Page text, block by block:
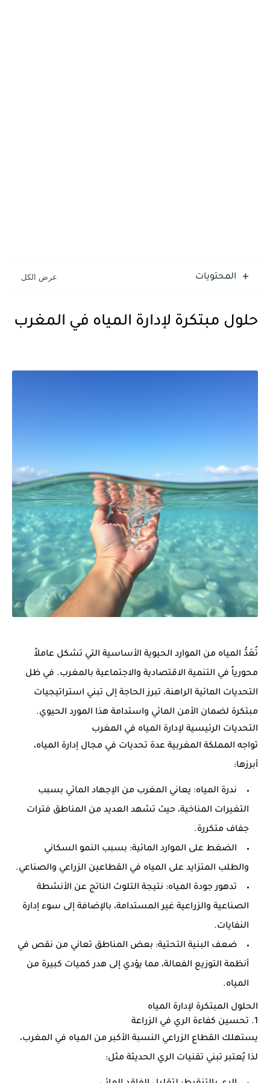
المحتويات
حلول مبتكرة لإدارة المياه في المغرب
تُعَدُّ المياه من الموارد الحيوية الأساسية التي تشكل عاملاً
محورياً في التنمية الاقتصادية والاجتماعية بالمغرب. في ظل
التحديات المائية الراهنة، تبرز الحاجة إلى تبني استراتيجيات
مبتكرة لضمان الأمن المائي واستدامة هذا المورد الحيوي.
التحديات الرئيسية لإدارة المياه في المغرب
تواجه المملكة المغربية عدة تحديات في مجال إدارة المياه،
أبرزها:
ندرة المياه: يعاني المغرب من الإجهاد المائي بسبب
التغيرات المناخية، حيث تشهد العديد من المناطق فترات
جفاف متكررة.
الضغط على الموارد المائية: بسبب النمو السكاني
والطلب المتزايد على المياه في القطاعين الزراعي والصناعي.
تدهور جودة المياه: نتيجة التلوث الناتج عن الأنشطة
الصناعية والزراعية غير المستدامة، بالإضافة إلى سوء إدارة
النفايات.
ضعف البنية التحتية: بعض المناطق تعاني من نقص في
أنظمة التوزيع الفعالة، مما يؤدي إلى هدر كميات كبيرة من
المياه.
الحلول المبتكرة لإدارة المياه
1.
تحسين كفاءة الري في الزراعة
يستهلك القطاع الزراعي النسبة الأكبر من المياه في المغرب،
لذا يُعتبر تبني تقنيات الري الحديثة مثل: